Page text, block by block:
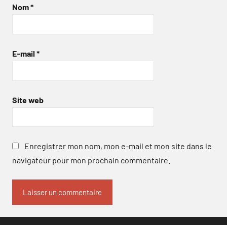
Nom*
E-mail *
Site web
Enregistrer mon nom, mon e-mail et mon site dans le
navigateur pour mon prochain commentaire.